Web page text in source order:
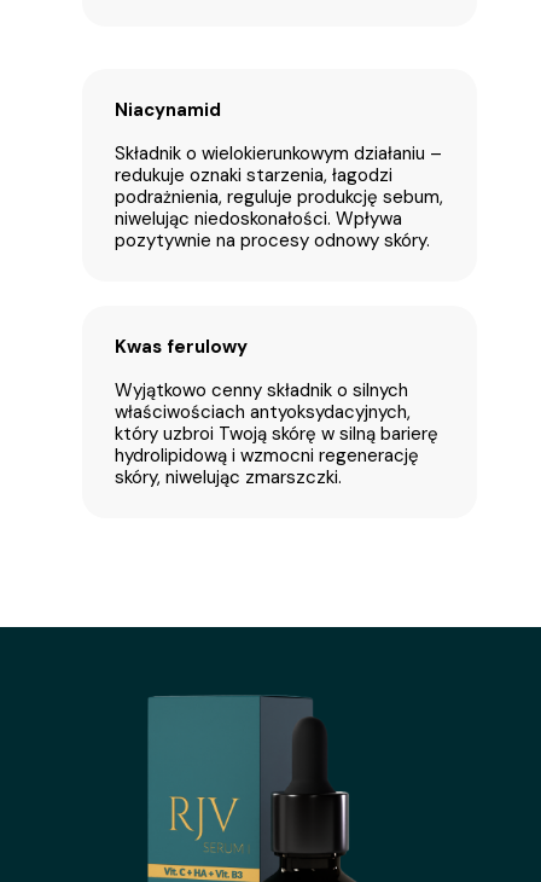
Niacynamid
Składnik o wielokierunkowym działaniu –
redukuje oznaki starzenia, łagodzi
podrażnienia, reguluje produkcję sebum,
niwelując niedoskonałości. Wpływa
pozytywnie na procesy odnowy skóry.
Kwas ferulowy
Wyjątkowo cenny składnik o silnych
właściwościach antyoksydacyjnych,
który uzbroi Twoją skórę w silną barierę
hydrolipidową i wzmocni regenerację
skóry, niwelując zmarszczki.